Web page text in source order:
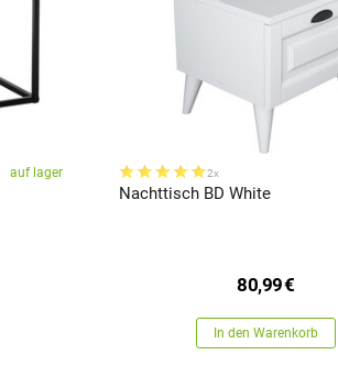
auf lager 2x
Nachttisch BD White
80,99€
In den Warenkorb